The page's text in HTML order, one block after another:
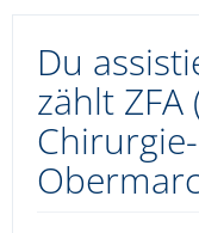
Du
zählt